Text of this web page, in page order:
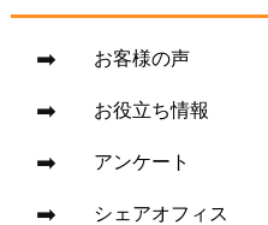
お客様の声
お役立ち情報
アンケート
シェアオフィス